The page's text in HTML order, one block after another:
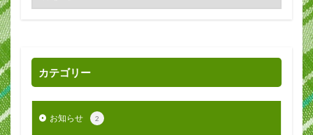
カテゴリー
お知らせ 2